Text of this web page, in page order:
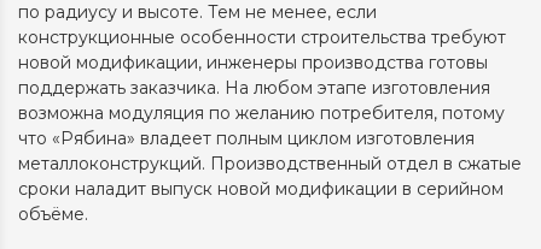
по радиусу и высоте. Тем не менее, если
конструкционные особенности строительства требуют
новой модификации, инженеры производства готовы
поддержать заказчика. На любом этапе изготовления
возможна модуляция по желанию потребителя, потому
что «Рябина» владеет полным циклом изготовления
металлоконструкций. Производственный отдел в сжатые
сроки наладит выпуск новой модификации в серийном
объёме.